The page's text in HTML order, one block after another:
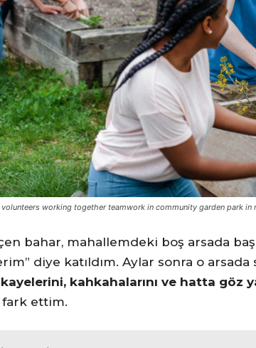
working together teamwork in community garden park
bahar, mahallemdeki boş arsada
diye katıldım. Aylar sonra o
kahkahalarını ve hatta göz
ettim.